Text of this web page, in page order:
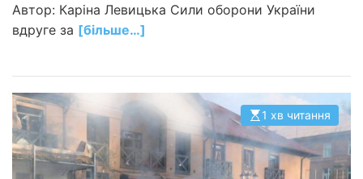
Автор: Каріна Левицька Сили оборони України
вдруге за [більше…]
О
р
і
є
н
1 хв читання